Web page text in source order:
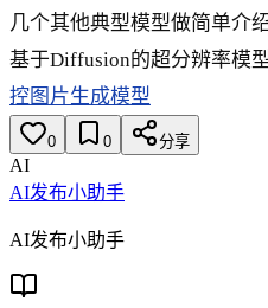
几个其他典型模型做简单介
基于Diffusion的超分辨率模
控图片生成模型
0 0 分享
AI
AI发布小助手
AI发布小助手